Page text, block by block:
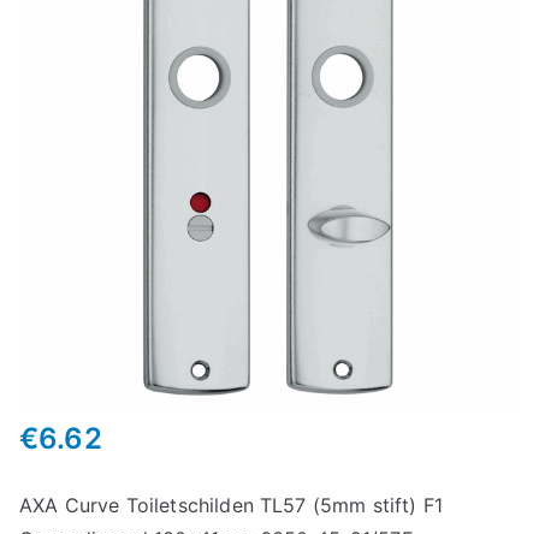
€6.62
AXA Curve Toiletschilden TL57 (5mm stift) F1